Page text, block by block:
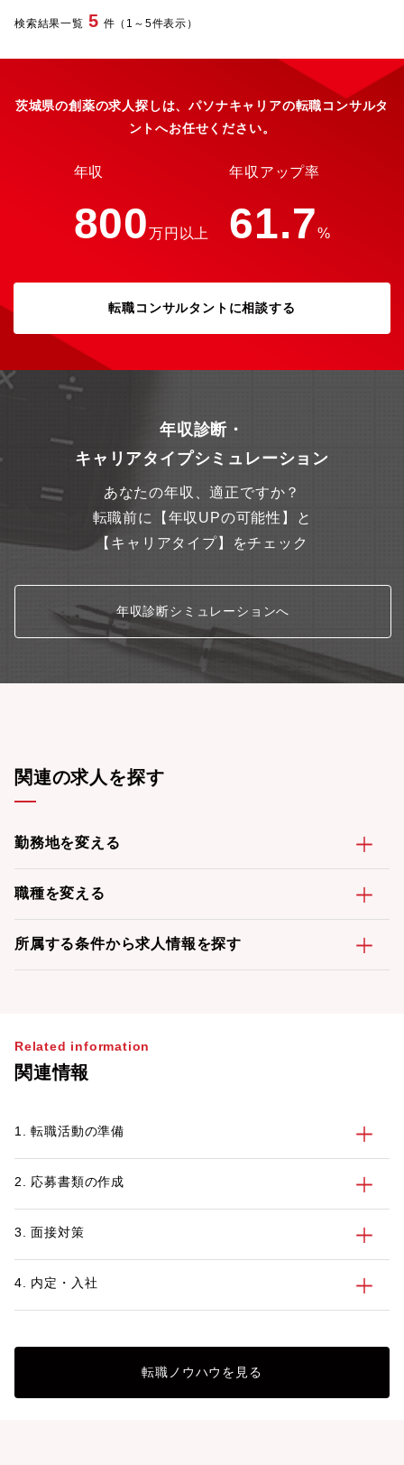
防錆の5つの部門へ事業展開をしています。同社の強みは幅広い分
れらの固有技術や製品展開は各業界でオンリーワン、ナンバーン
の評価を得ているものも多く、融合・発展することで、これまで
になかったものを生み出してきました。これからもさらなる飛躍
を目指し、同社は歩み続けます。■2025中期経営委計画にも掲げ
ておりますが、事業・人材に積極投資を行っているフェーズで
越えていくことにやりがいを感じられる方とともに、将来のライ
フサイエンス事業の創出を推進していきたいと考えています。
現在開発中の遺伝子導入装置を用いた細胞加工プロセスの開発お
よび顧客評価活動を担当いただきます。本ポジションでは、装置
そのものの設計開発ではなく、装置を用いたプロセス開発・最適
化を中心にお任せします。※技術検証や顧客評価の結果に応じ
て、担当テーマが別の開発テーマやご自身で企画した新規テーマ
伝子導入時の処理条件、添加剤による導入性能向上などの検討・
遺伝子を用いたテスト評価・評価計画の立案、実験支援、結果解
析、顧客課題の把握、社内開発・新規企画探索、技術調査、外部
■概要R&Dセンター 先進技術研究所 ライフサイエンス開発センタ
ーは、ライフサイエンス領域における新規事業の企画・開発を担
治療分野を見据え、細胞加工に関わる新技術の企画から研究開発
までを推進しています。細胞培養に関わる素材開発を担う第1プロ
ジェクトと連携しながら、将来の事業化につながる革新的な技術
創出に取り組んでいます。【働き方】・在宅勤務：週2回程度可
事（事業）にかける思い私たちが開発を進めている遺伝子導入技
術は、CAR-Tなどの遺伝子細胞治療や、iPS細胞を活用した再生
医療など、ニューモダリティの実用化を支える重要な細胞加工技
る中で、本技術が解決し得る社会課題は非常に大きいと考えてい
ます。私たちは、この事業を通じて、一人でも多くの方の健康寿
命の延伸に貢献し、持続可能な社会の実現に寄与したいと考えて
います。そのためには、現在開発中の技術を確かなものにし、実
た、開発を起点にライフサイエンス領域で活躍する組織・人材を
実現することを目指し、技術開発だけでなく、顧客価値の検証、
知財戦略、外部連携、事業化構想までを一体で推進しています。
まだ解決すべき技術的・事業的な課題は多く残されています。し
かし、それらを一つひとつ乗り越えることが、企業としての成長
検索結果一覧 5 件（1～5件表示）
茨城県の創薬の求人探しは、パソナキャリアの転職コンサルタ
ントへお任せください。
年収
800万円以上
年収アップ率
61.7%
転職コンサルタントに相談する
年収診断・
キャリアタイプシミュレーション
あなたの年収、適正ですか？
転職前に【年収UPの可能性】と
【キャリアタイプ】をチェック
年収診断シミュレーションへ
関連の求人を探す
勤務地を変える
職種を変える
所属する条件から求人情報を探す
Related information
関連情報
1. 転職活動の準備
2. 応募書類の作成
3. 面接対策
4. 内定・入社
転職ノウハウを見る